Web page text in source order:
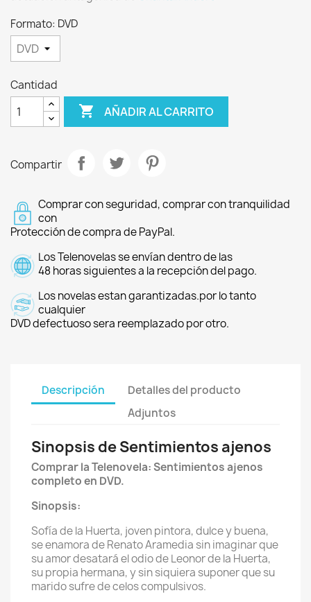
Formato: DVD
Cantidad
 AÑADIR AL CARRITO
Compartir
Comprar con seguridad, comprar con tranquilidad
con
Protección de compra de PayPal.
Los Telenovelas se envían dentro de las
48 horas siguientes a la recepción del pago.
Los novelas estan garantizadas.por lo tanto
cualquier
DVD defectuoso sera reemplazado por otro.
Descripción
Detalles del producto
Adjuntos
Sinopsis de Sentimientos ajenos
Comprar la Telenovela: Sentimientos ajenos
completo en DVD.
Sinopsis:
Sofía de la Huerta, joven pintora, dulce y buena,
se enamora de Renato Aramedia sin imaginar que
su amor desatará el odio de Leonor de la Huerta,
su propia hermana, y sin siquiera suponer que su
marido sufre de celos compulsivos.